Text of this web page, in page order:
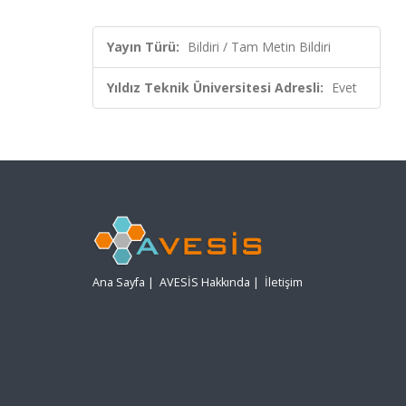
Yayın Türü: Bildiri / Tam Metin Bildiri
Yıldız Teknik Üniversitesi Adresli: Evet
Ana Sayfa | AVESİS Hakkında | İletişim